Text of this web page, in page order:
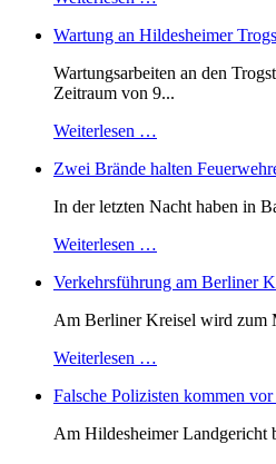
Wartung an Hildesheimer
Wartungsarbeiten an den
Zeitraum von 9...
Weiterlesen …
Zwei Brände halten
In der letzten Nacht haben in
Weiterlesen …
Verkehrsführung am Berliner
Am Berliner Kreisel wird zum
Weiterlesen …
Falsche Polizisten kommen
Am Hildesheimer Landgericht